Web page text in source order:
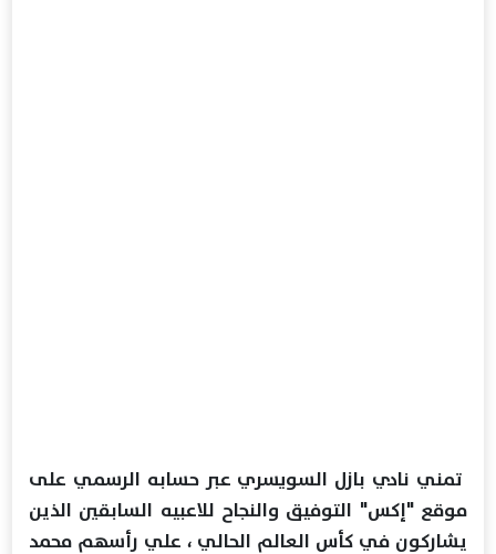
تمني نادي بازل السويسري عبر حسابه الرسمي على
موقع "إكس" التوفيق والنجاح للاعبيه السابقين الذين
يشاركون في كأس العالم الحالي ، علي رأسهم محمد